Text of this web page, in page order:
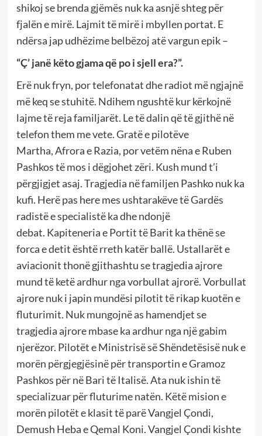
shikoj se brenda gjëmës nuk ka asnjë shteg për
fjalën e mirë. Lajmit të mirë i mbyllen portat. E
ndërsa jap udhëzime belbëzoj atë vargun epik –
“Ç’ janë këto gjama që po i sjell era?”.
Erë nuk fryn, por telefonatat dhe radiot më ngjajnë
më keq se stuhitë. Ndihem ngushtë kur kërkojnë
lajme të reja familjarët. Le të dalin që të gjithë në
telefon them me vete. Gratë e pilotëve
Martha, Afrora e Razia, por vetëm nëna e Ruben
Pashkos të mos i dëgjohet zëri. Kush mund t’i
përgjigjet asaj. Tragjedia në familjen Pashko nuk ka
kufi. Herë pas here mes ushtarakëve të Gardës
radistë e specialistë ka dhe ndonjë
debat. Kapiteneria e Portit të Barit ka thënë se
forca e detit është rreth katër ballë. Ustallarët e
aviacionit thonë gjithashtu se tragjedia ajrore
mund të ketë ardhur nga vorbullat ajrorë. Vorbullat
ajrore nuk i japin mundësi pilotit të rikap kuotën e
fluturimit. Nuk mungojnë as hamendjet se
tragjedia ajrore mbase ka ardhur nga një gabim
njerëzor. Pilotët e Ministrisë së Shëndetësisë nuk e
morën përgjegjësinë për transportin e Gramoz
Pashkos për në Bari të Italisë. Ata nuk ishin të
specializuar për fluturime natën. Këtë mision e
morën pilotët e klasit të parë Vangjel Çondi,
Demush Heba e Qemal Koni. Vangjel Çondi kishte